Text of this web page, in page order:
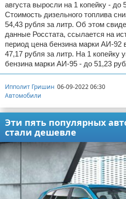
августа выросли на 1 копейку - до
Стоимость дизельного топлива
54,43 рубля за литр. Об этом
данные Росстата, ссылается на
период цена бензина марки АИ-92
47,17 рубля за литр. На 1 копейку
бензина марки АИ-95 - до 51,23
Ипполит Гришин 06-09-2022 06:30
Автомобили
Эти пять популярных
стали дешевле